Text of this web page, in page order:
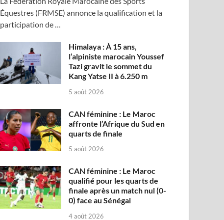
Équestres (FRMSE) annonce la qualification et la
participation de …
Himalaya : À 15 ans,
l’alpiniste marocain Youssef
Tazi gravit le sommet du
Kang Yatse II à 6.250 m
5 août 2026
CAN féminine : Le Maroc
affronte l’Afrique du Sud en
quarts de finale
5 août 2026
CAN féminine : Le Maroc
qualifié pour les quarts de
finale après un match nul (0-
0) face au Sénégal
4 août 2026